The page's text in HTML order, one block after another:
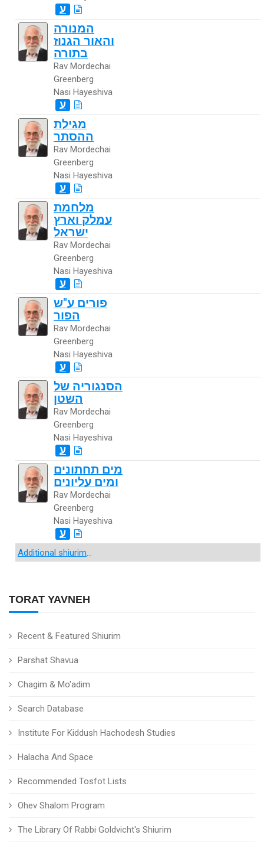
TORAT YAVNEH
Recent & Featured Shiurim
Parshat Shavua
Chagim & Mo'adim
Search Database
Institute For Kiddush Hachodesh Studies
Halacha And Space
Recommended Tosfot Lists
Ohev Shalom Program
The Library Of Rabbi Goldvicht's Shiurim
ע
המנורה
והאור הגנוז
בתורה
Rav Mordechai
Greenberg
Nasi Hayeshiva
ע
מגילת
ההסתר
Rav Mordechai
Greenberg
Nasi Hayeshiva
ע
מלחמת
עמלק וארץ
ישראל
Rav Mordechai
Greenberg
Nasi Hayeshiva
ע
פורים ע"ש
הפור
Rav Mordechai
Greenberg
Nasi Hayeshiva
ע
הסנגוריה של
השטן
Rav Mordechai
Greenberg
Nasi Hayeshiva
ע
מים תחתונים
ומים עליונים
Rav Mordechai
Greenberg
Nasi Hayeshiva
ע
Additional shiurim...